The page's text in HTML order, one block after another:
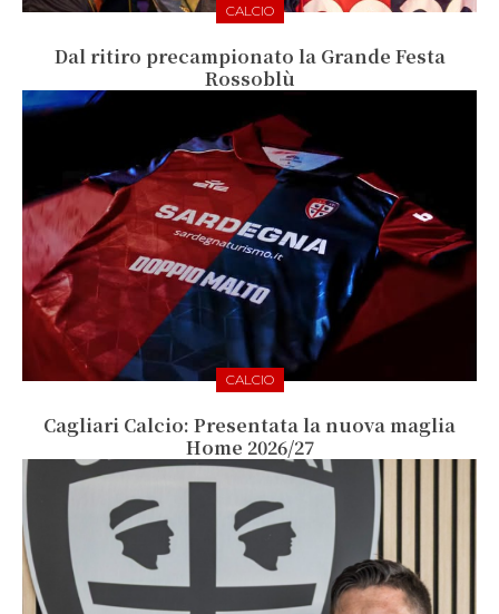
CALCIO
Dal ritiro precampionato la Grande Festa
Rossoblù
CALCIO
Cagliari Calcio: Presentata la nuova maglia
Home 2026/27